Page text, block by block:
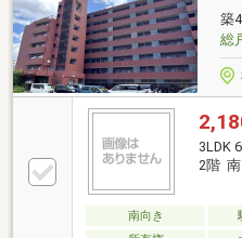
築
総
3LDK
2階 南
南向き